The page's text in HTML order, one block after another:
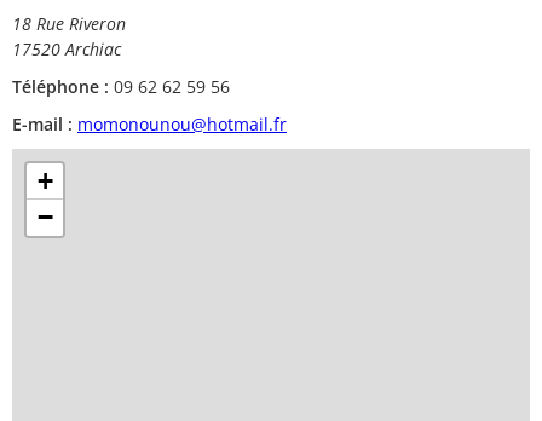
18 Rue Riveron
17520 Archiac
Téléphone : 09 62 62 59 56
E-mail : momonounou@hotmail.fr
+
−